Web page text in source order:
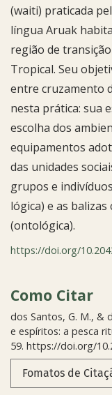
Como Citar
dos Santos, G. M., &
e espíritos: a pesca
59. https://doi.org/
Fomatos de
(waiti) praticada
língua Aruak
região de
Tropical. Seu
entre cruzamento
nesta prática: sua
escolha dos
equipamentos
das unidades
grupos e
lógica) e as
(ontológica).
https://doi.org/